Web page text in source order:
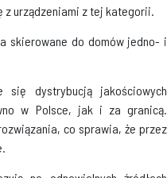
z urządzeniami z tej kategorii.
skierowane do domów jedno- i
dystrybucją jakościowych
w Polsce, jak i za granicą.
co sprawia, że przez